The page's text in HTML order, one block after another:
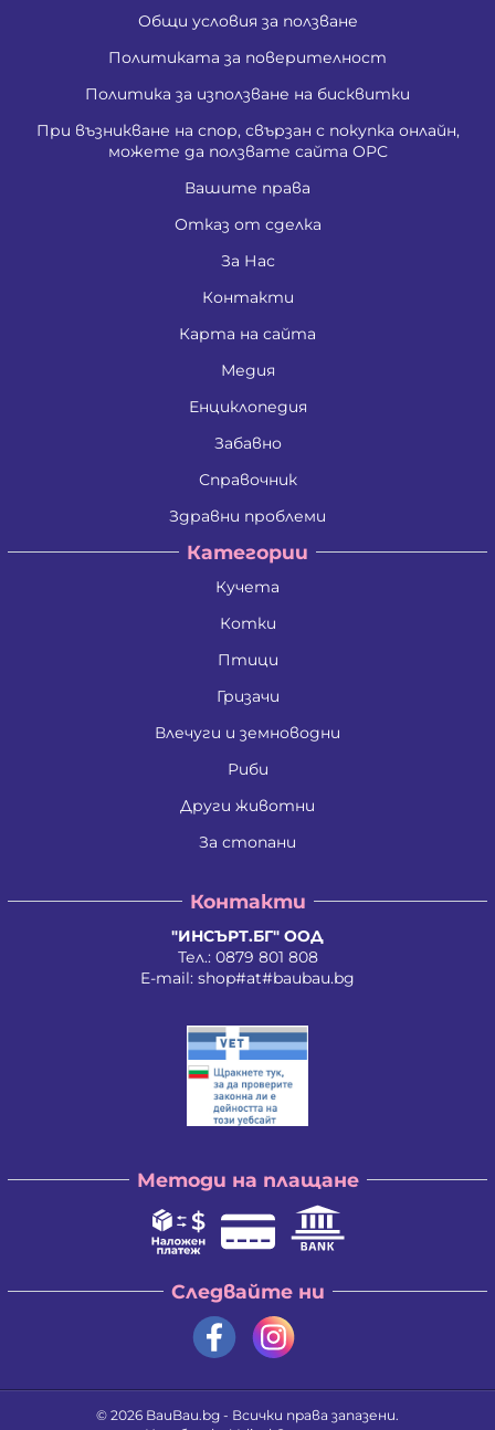
Общи условия за ползване
Политиката за поверителност
Политика за използване на бисквитки
При възникване на спор, свързан с покупка онлайн,
можете да ползвате сайта ОРС
Вашите права
Отказ от сделка
За Нас
Контакти
Карта на сайта
Медия
Енциклопедия
Забавно
Справочник
Здравни проблеми
Категории
Кучета
Котки
Птици
Гризачи
Влечуги и земноводни
Риби
Други животни
За стопани
Контакти
"ИНСЪРТ.БГ" ООД
Тел.: 0879 801 808
E-mail: shop#at#baubau.bg
Методи на плащане
Следвайте ни
© 2026 BauBau.bg - Всички права запазени.